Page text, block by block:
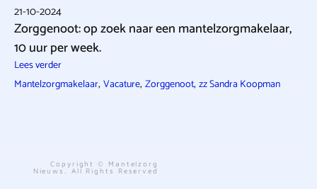
21-10-2024
Zorggenoot: op zoek naar een mantelzorgmakelaar,
10 uur per week.
Lees verder
Mantelzorgmakelaar, Vacature, Zorggenoot, zz Sandra Koopman
Copyright © Mantelzorg
Nieuws. All Rights Reserved